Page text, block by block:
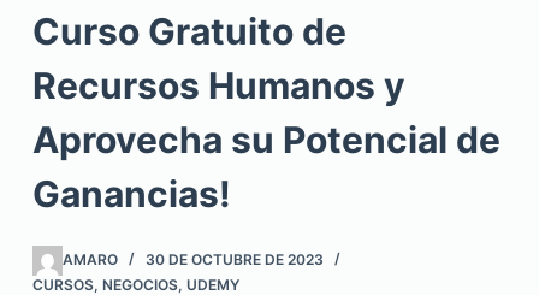
Curso Gratuito de
Recursos Humanos y
Aprovecha su Potencial de
Ganancias!
AMARO
30 DE OCTUBRE DE 2023
CURSOS, NEGOCIOS, UDEMY